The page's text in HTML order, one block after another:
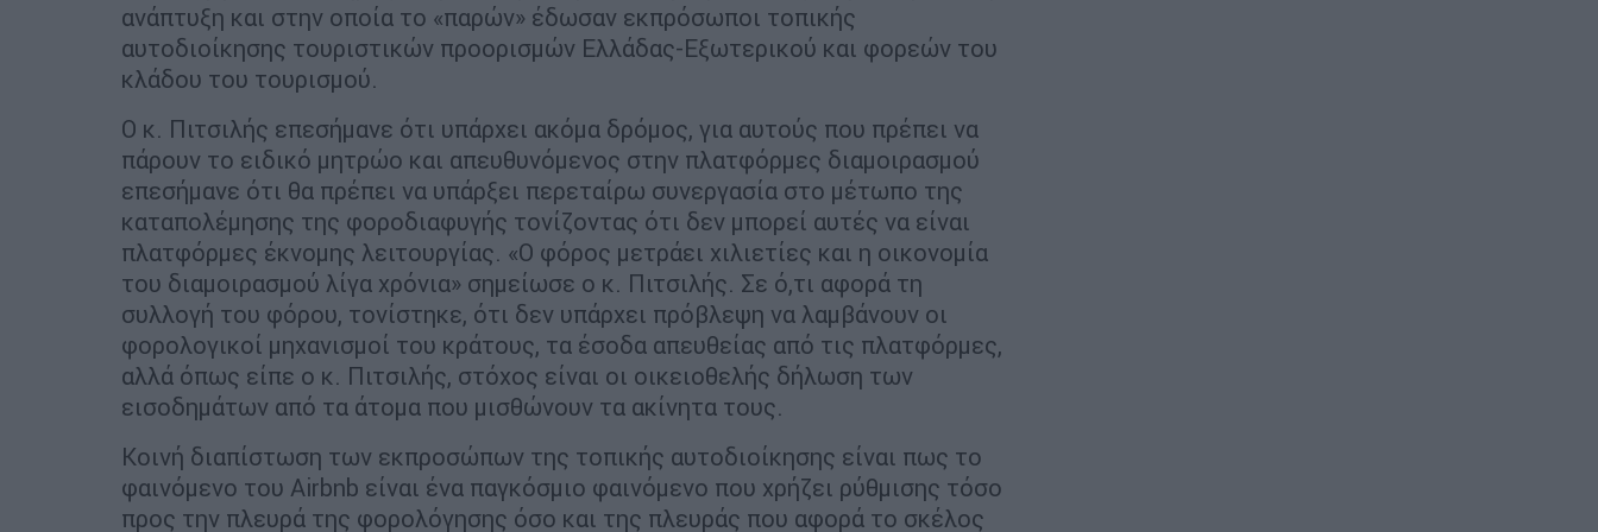
ανάπτυξη και στην οποία το «παρών» έδωσαν εκπρόσωποι τοπικής
αυτοδιοίκησης τουριστικών προορισμών Ελλάδας-Εξωτερικού και φορεών του
κλάδου του τουρισμού.
Ο κ. Πιτσιλής επεσήμανε ότι υπάρχει ακόμα δρόμος, για αυτούς που πρέπει να
πάρουν το ειδικό μητρώο και απευθυνόμενος στην πλατφόρμες διαμοιρασμού
επεσήμανε ότι θα πρέπει να υπάρξει περεταίρω συνεργασία στο μέτωπο της
καταπολέμησης της φοροδιαφυγής τονίζοντας ότι δεν μπορεί αυτές να είναι
πλατφόρμες έκνομης λειτουργίας. «Ο φόρος μετράει χιλιετίες και η οικονομία
του διαμοιρασμού λίγα χρόνια» σημείωσε ο κ. Πιτσιλής. Σε ό,τι αφορά τη
συλλογή του φόρου, τονίστηκε, ότι δεν υπάρχει πρόβλεψη να λαμβάνουν οι
φορολογικοί μηχανισμοί του κράτους, τα έσοδα απευθείας από τις πλατφόρμες,
αλλά όπως είπε ο κ. Πιτσιλής, στόχος είναι οι οικειοθελής δήλωση των
εισοδημάτων από τα άτομα που μισθώνουν τα ακίνητα τους.
Κοινή διαπίστωση των εκπροσώπων της τοπικής αυτοδιοίκησης είναι πως το
φαινόμενο του Airbnb είναι ένα παγκόσμιο φαινόμενο που χρήζει ρύθμισης τόσο
προς την πλευρά της φορολόγησης όσο και της πλευράς που αφορά το σκέλος